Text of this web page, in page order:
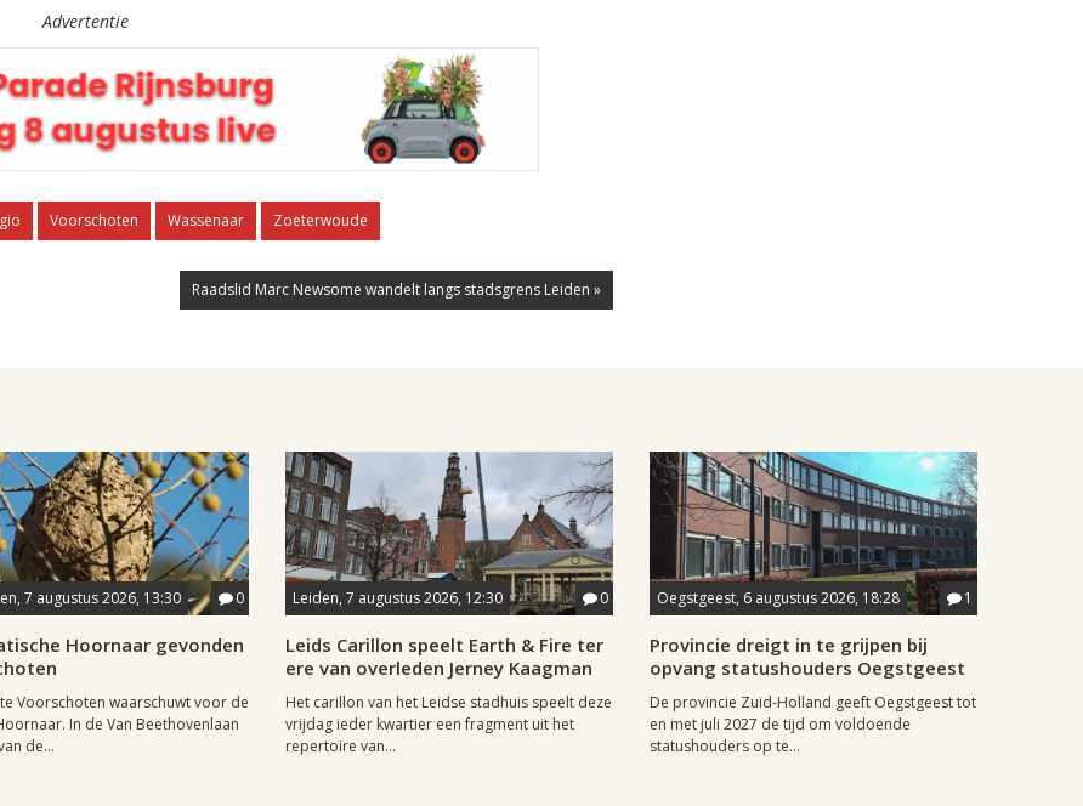
Advertentie
Voorschoten Wassenaar Zoeterwoude
Raadslid Marc Newsome wandelt langs stadsgrens Leiden »
7 augustus 2026, 13:30 0
Hoornaar gevonden
Voorschoten waarschuwt voor de
In de Van Beethovenlaan
de...
Leiden, 7 augustus 2026, 12:30 0
Leids Carillon speelt Earth & Fire ter
ere van overleden Jerney Kaagman
Het carillon van het Leidse stadhuis speelt deze
vrijdag ieder kwartier een fragment uit het
repertoire van...
Oegstgeest, 6 augustus 2026, 18:28 1
Provincie dreigt in te grijpen bij
opvang statushouders Oegstgeest
De provincie Zuid-Holland geeft Oegstgeest tot
en met juli 2027 de tijd om voldoende
statushouders op te...